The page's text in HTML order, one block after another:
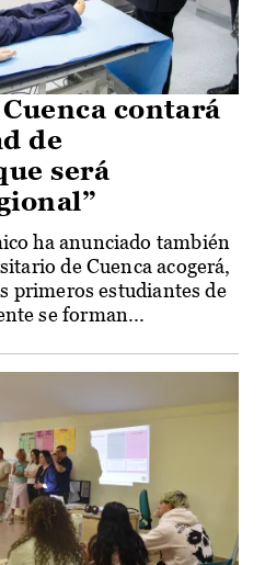
contará
de
será
ha anunciado también
de Cuenca acogerá,
primeros estudiantes de
se forman...